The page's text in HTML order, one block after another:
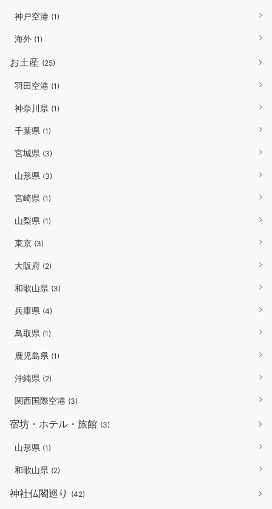
神戸空港 (1)
海外 (1)
お土産 (25)
羽田空港 (1)
神奈川県 (1)
千葉県 (1)
宮城県 (3)
山形県 (3)
宮崎県 (1)
山梨県 (1)
東京 (3)
大阪府 (2)
和歌山県 (3)
兵庫県 (4)
鳥取県 (1)
鹿児島県 (1)
沖縄県 (2)
関西国際空港 (3)
宿坊・ホテル・旅館 (3)
山形県 (1)
和歌山県 (2)
神社仏閣巡り (42)